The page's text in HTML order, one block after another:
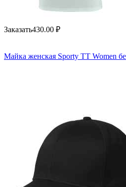
Заказать430.00 ₽
Майка женская Sporty TT Women